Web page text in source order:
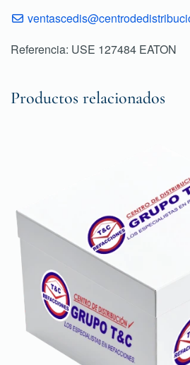
Referencia: USE 127484 EATON
Productos relacionados